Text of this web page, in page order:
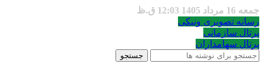
جمعه 16 مرداد 1405 12:03 ق.ظ
رسانه تصویری ونیکی
پرتال سازمانی
پرتال سهامداران
جستجو